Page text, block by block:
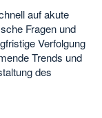
auf akute
Fragen und
Verfolgung
Trends und
des